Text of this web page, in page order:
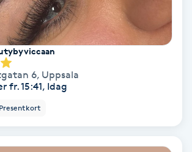
6, Uppsala
fr. 15:41, Idag
Presentkort